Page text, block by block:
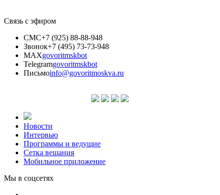
Связь с эфиром
СМС+7 (925) 88-88-948
Звонок+7 (495) 73-73-948
MAXgovoritmskbot
Telegramgovoritmskbot
Письмоinfo@govoritmoskva.ru
Новости
Интервью
Программы и ведущие
Сетка вещания
Мобильное приложение
Мы в соцсетях